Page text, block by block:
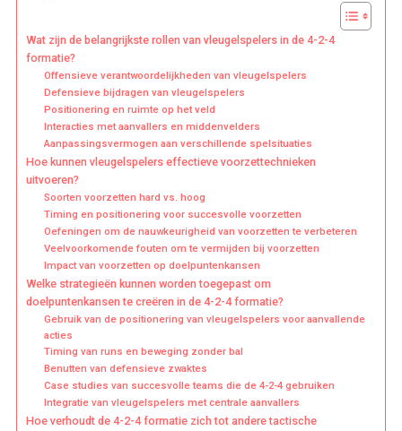
Wat zijn de belangrijkste rollen van vleugelspelers in de 4-2-4
formatie?
Offensieve verantwoordelijkheden van vleugelspelers
Defensieve bijdragen van vleugelspelers
Positionering en ruimte op het veld
Interacties met aanvallers en middenvelders
Aanpassingsvermogen aan verschillende spelsituaties
Hoe kunnen vleugelspelers effectieve voorzettechnieken
uitvoeren?
Soorten voorzetten hard vs. hoog
Timing en positionering voor succesvolle voorzetten
Oefeningen om de nauwkeurigheid van voorzetten te verbeteren
Veelvoorkomende fouten om te vermijden bij voorzetten
Impact van voorzetten op doelpuntenkansen
Welke strategieën kunnen worden toegepast om
doelpuntenkansen te creëren in de 4-2-4 formatie?
Gebruik van de positionering van vleugelspelers voor aanvallende
acties
Timing van runs en beweging zonder bal
Benutten van defensieve zwaktes
Case studies van succesvolle teams die de 4-2-4 gebruiken
Integratie van vleugelspelers met centrale aanvallers
Hoe verhoudt de 4-2-4 formatie zich tot andere tactische